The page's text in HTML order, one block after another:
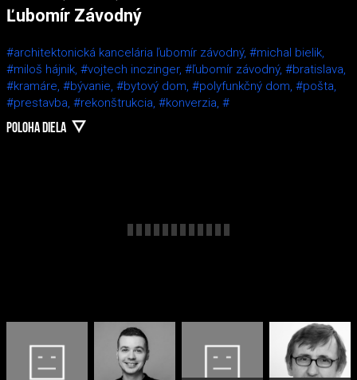
Ľubomír Závodný
#architektonická kancelária ľubomír závodný, #michal bielik,
#miloš hájnik, #vojtech inczinger, #ľubomír závodný, #bratislava,
#kramáre, #bývanie, #bytový dom, #polyfunkčný dom, #pošta,
#prestavba, #rekonštrukcia, #konverzia, #
POLOHA DIELA